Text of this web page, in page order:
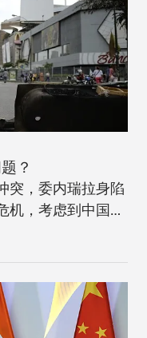
？
突，委内瑞拉身陷
机，考虑到中国与
作，中方能否以